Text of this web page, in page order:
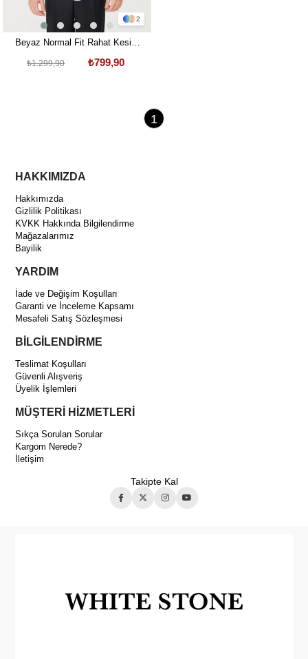
2
Beyaz Normal Fit Rahat Kesim
₺799,90
₺1.299,90
1
HAKKIMIZDA
Hakkımızda
Gizlilik Politikası
KVKK Hakkında Bilgilendirme
Mağazalarımız
Bayilik
YARDIM
İade ve Değişim Koşulları
Garanti ve İnceleme Kapsamı
Mesafeli Satış Sözleşmesi
BİLGİLENDİRME
Teslimat Koşulları
Güvenli Alışveriş
Üyelik İşlemleri
MÜŞTERİ HİZMETLERİ
Sıkça Sorulan Sorular
Kargom Nerede?
İletişim
Takipte Kal